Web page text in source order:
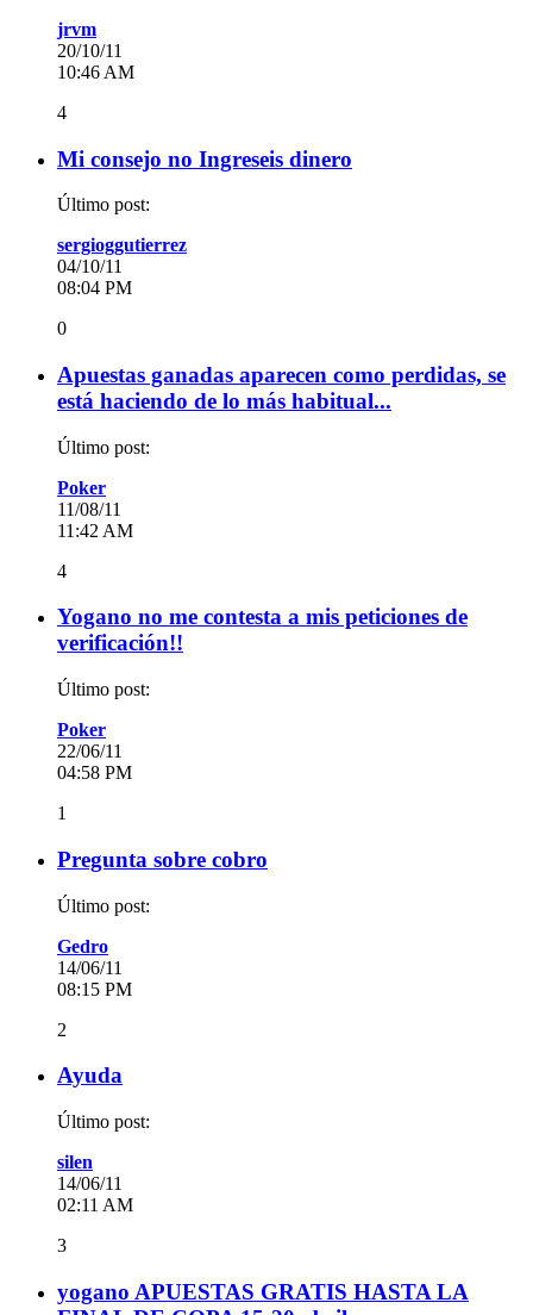
jrvm
20/10/11
10:46 AM
4
Mi consejo no Ingreseis dinero
Último post:
sergioggutierrez
04/10/11
08:04 PM
0
Apuestas ganadas aparecen como perdidas, se
está haciendo de lo más habitual...
Último post:
Poker
11/08/11
11:42 AM
4
Yogano no me contesta a mis peticiones de
verificación!!
Último post:
Poker
22/06/11
04:58 PM
1
Pregunta sobre cobro
Último post:
Gedro
14/06/11
08:15 PM
2
Ayuda
Último post:
silen
14/06/11
02:11 AM
3
yogano APUESTAS GRATIS HASTA LA